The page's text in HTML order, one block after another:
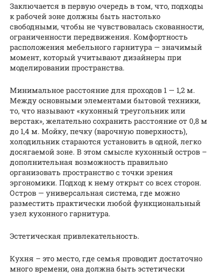
Заключается в первую очередь в том, что, подходы
к рабочей зоне должны быть настолько
свободными, чтобы не чувствовалась скованности,
ограниченности передвижения. Комфортность
расположения мебельного гарнитура — значимый
момент, который учитывают дизайнеры при
моделировании пространства.
Минимальное расстояние для проходов 1 — 1,2 м.
Между основными элементами бытовой техники,
то, что называют «кухонный треугольник или
верстак», желательно сохранить расстояние от 0,8 м
до 1,4 м. Мойку, печку (варочную поверхность),
холодильник стараются установить в одной, легко
досягаемой зоне. В этом смысле кухонный остров –
дополнительная возможность правильно
организовать пространство с точки зрения
эргономики. Подход к нему открыт со всех сторон.
Остров — универсальная система, где можно
разместить практически любой функциональный
узел кухонного гарнитура.
Эстетическая привлекательность.
Кухня – это место, где семья проводит достаточно
много времени, она должна быть эстетически